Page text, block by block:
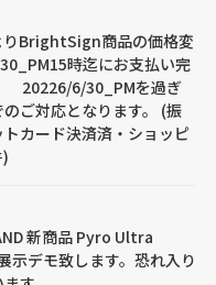
BrightSign商品の価格変
時迄にお支払い完
20226/6/30_PMを過ぎ
ご対応となります。 (振
カード決済済・ショッピ
新商品 Pyro Ultra
示デモ致します。恐れ入り